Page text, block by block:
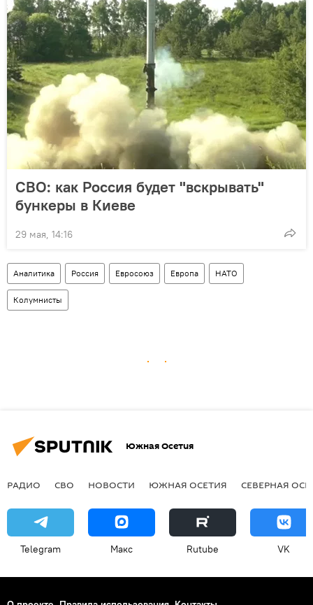
СВО: как Россия будет "вскрывать"
бункеры в Киеве
29 мая, 14:16
Аналитика Россия Евросоюз Европа НАТО
Колумнисты
Южная Осетия
РАДИО СВО НОВОСТИ ЮЖНАЯ ОСЕТИЯ СЕВЕРНАЯ
Telegram Макс Rutube VK